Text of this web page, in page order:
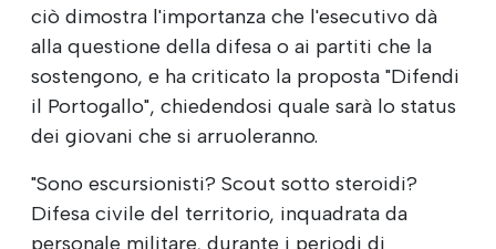
ciò dimostra l'importanza che l'esecutivo dà
alla questione della difesa o ai partiti che la
sostengono, e ha criticato la proposta "Difendi
il Portogallo", chiedendosi quale sarà lo status
dei giovani che si arruoleranno.
"Sono escursionisti? Scout sotto steroidi?
Difesa civile del territorio, inquadrata da
personale militare, durante i periodi di